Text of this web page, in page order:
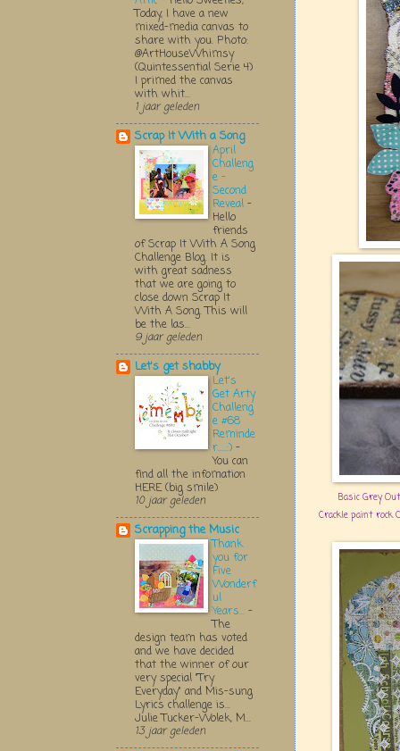
Basic Grey
Crackle paint rock
Today, I have a new
mixed-media canvas to
share with you. Photo:
@ArtHouseWhimsy
(Quintessential Serie 4)
I primed the canvas
with whit...
1 jaar geleden
Scrap It With a Song
April
Challeng
e -
Second
Reveal -
Hello
friends
of Scrap It With A Song
Challenge Blog. It is
with great sadness
that we are going to
close down Scrap It
With A Song. This will
be the las...
9 jaar geleden
Let's get shabby
Let's
Get Arty
Challeng
e #68
Reminde
r.....:) -
You can
find all the infomation
HERE (big smile)
10 jaar geleden
Scrapping the Music
Thank
you for
Five
Wonderf
ul
Years... -
The
design team has voted
and we have decided
that the winner of our
very special "Try
Everyday" and Mis-sung
Lyrics challenge is...
Julie Tucker-Wolek, M...
13 jaar geleden